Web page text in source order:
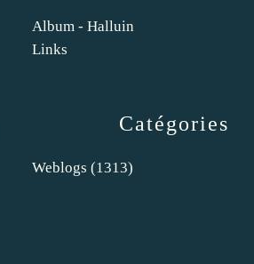
Catégories
Weblogs (1313)
Album - Halluin
Links